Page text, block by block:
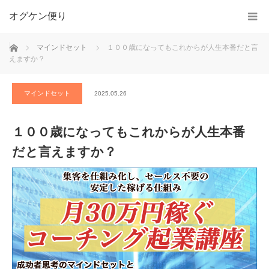
オグケン便り
ホーム マインドセット
１００歳になってもこれからが人生本番だと言
えますか？
マインドセット 2025.05.26
１００歳になってもこれからが人生本番
だと言えますか？